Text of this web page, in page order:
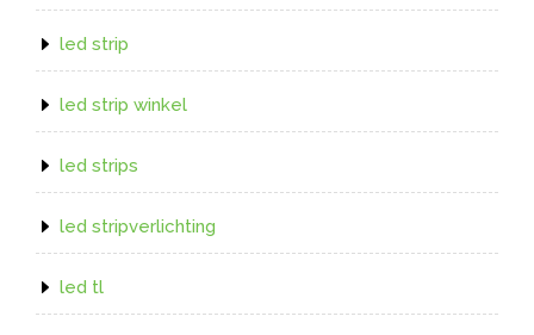
led strip
led strip winkel
led strips
led stripverlichting
led tl